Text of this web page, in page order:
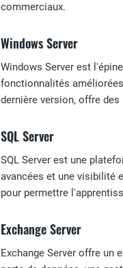
commerciaux.
Windows Server
Windows Server est
fonctionnalités
dernière version, offre
SQL Server
SQL Server est une
avancées et une visibilité
pour permettre
Exchange Server
Exchange Server offre